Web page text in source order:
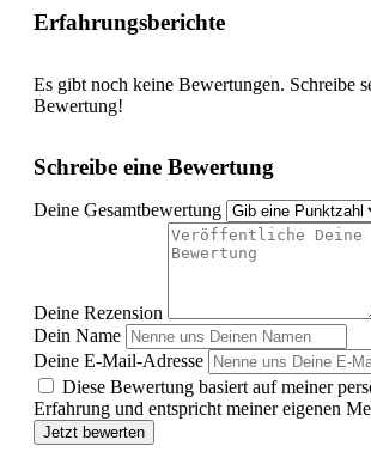
Erfahrungsberichte
Es gibt noch keine Bewertungen. Schreibe
Bewertung!
Schreibe eine Bewertung
Deine Gesamtbewertung
Deine Rezension
Dein Name
Deine E-Mail-Adresse
Diese Bewertung basiert auf meiner
Erfahrung und entspricht meiner eigenen
Jetzt bewerten